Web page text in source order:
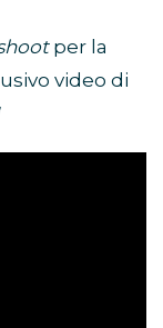
per la
video di